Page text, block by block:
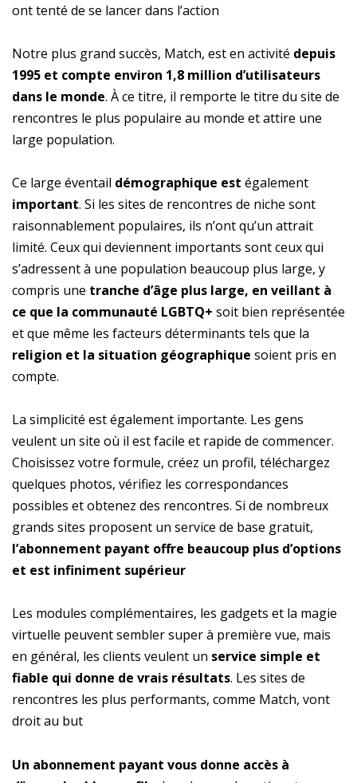
ont tenté de se lancer dans l’action
Notre plus grand succès, Match, est en activité depuis
1995 et compte environ 1,8 million d’utilisateurs
dans le monde. À ce titre, il remporte le titre du site de
rencontres le plus populaire au monde et attire une
large population.
Ce large éventail démographique est également
important. Si les sites de rencontres de niche sont
raisonnablement populaires, ils n’ont qu’un attrait
limité. Ceux qui deviennent importants sont ceux qui
s’adressent à une population beaucoup plus large, y
compris une tranche d’âge plus large, en veillant à
ce que la communauté LGBTQ+ soit bien représentée
et que même les facteurs déterminants tels que la
religion et la situation géographique soient pris en
compte.
La simplicité est également importante. Les gens
veulent un site où il est facile et rapide de commencer.
Choisissez votre formule, créez un profil, téléchargez
quelques photos, vérifiez les correspondances
possibles et obtenez des rencontres. Si de nombreux
grands sites proposent un service de base gratuit,
l’abonnement payant offre beaucoup plus d’options
et est infiniment supérieur
Les modules complémentaires, les gadgets et la magie
virtuelle peuvent sembler super à première vue, mais
en général, les clients veulent un service simple et
fiable qui donne de vrais résultats. Les sites de
rencontres les plus performants, comme Match, vont
droit au but
Un abonnement payant vous donne accès à